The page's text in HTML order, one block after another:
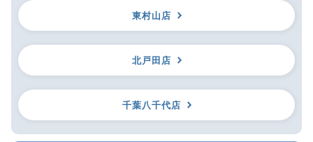
東村山店
北戸田店
千葉八千代店